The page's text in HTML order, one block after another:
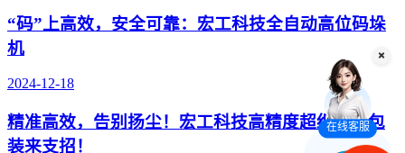
“码”上高效，安全可靠：宏工科技全自动高位码垛
机
2024-12-18
精准高效，告别扬尘！宏工科技高精度超细粉料包
装来支招！
在线客服